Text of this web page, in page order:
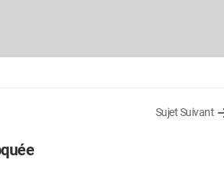
Sujet Suivant